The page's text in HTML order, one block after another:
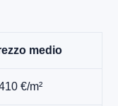
medio
€/m²